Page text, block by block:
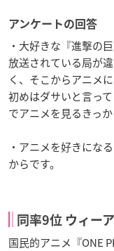
アンケートの回答
・大好きな『進撃の
放送されている局が
く、そこからアニメ
初めはダサいと言っ
でアニメを見るきっ
・アニメを好きにな
からです。
同率9位 ウィーア
国民的アニメ『ONE